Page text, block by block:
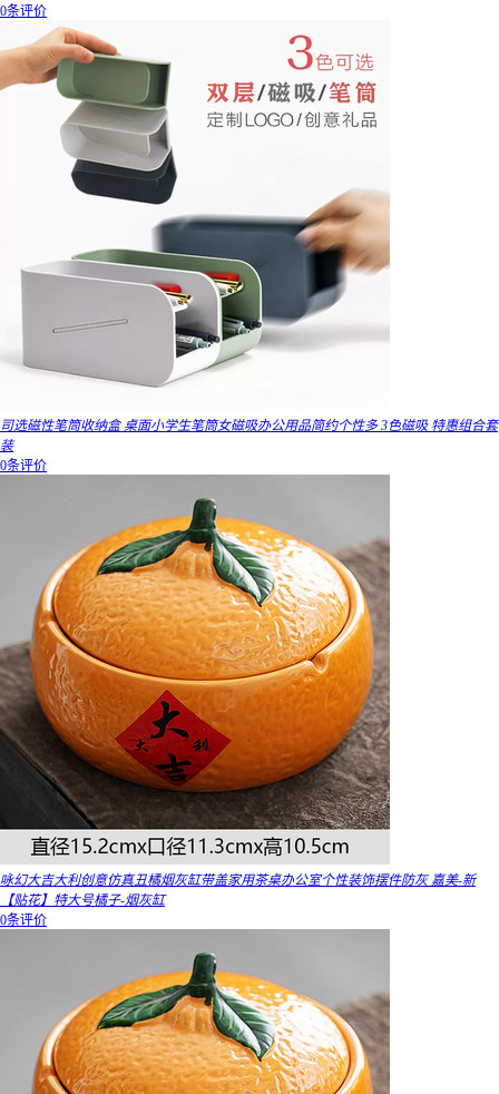
0条评价
司选磁性笔筒收纳盒 桌面小学生笔筒女磁吸办公用品简约个性多 3色磁吸 特惠组合套
装
0条评价
咏幻大吉大利创意仿真丑橘烟灰缸带盖家用茶桌办公室个性装饰摆件防灰 嘉美-新
【贴花】特大号橘子-烟灰缸
0条评价